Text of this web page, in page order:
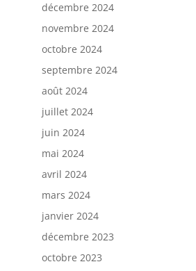
décembre 2024
novembre 2024
octobre 2024
septembre 2024
août 2024
juillet 2024
juin 2024
mai 2024
avril 2024
mars 2024
janvier 2024
décembre 2023
octobre 2023